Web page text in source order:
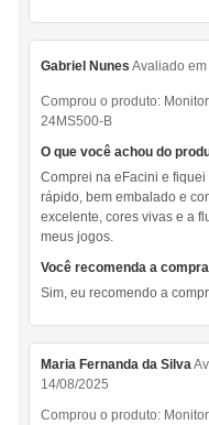
Gabriel Nunes Avaliado
Comprou o produto:
24MS500-B
O que você achou do
Comprei na eFacini e
rápido, bem embalado e
excelente, cores vivas e a
meus jogos.
Você recomenda a
Sim, eu recomendo a
Maria Fernanda da Silva
14/08/2025
Comprou o produto: